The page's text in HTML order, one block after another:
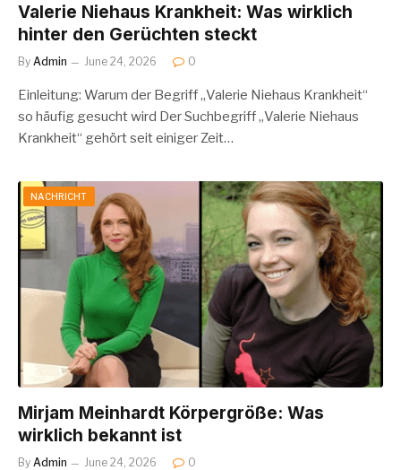
Valerie Niehaus Krankheit: Was wirklich
hinter den Gerüchten steckt
By Admin June 24, 2026 0
Einleitung: Warum der Begriff „Valerie Niehaus Krankheit“
so häufig gesucht wird Der Suchbegriff „Valerie Niehaus
Krankheit“ gehört seit einiger Zeit…
NACHRICHT
Mirjam Meinhardt Körpergröße: Was
wirklich bekannt ist
By Admin June 24, 2026 0